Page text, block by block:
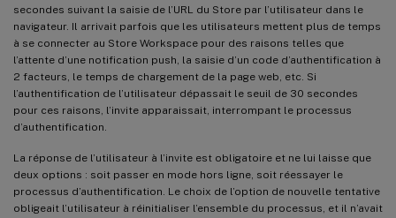
secondes suivant la saisie de l’URL du Store par l’utilisateur dans le
navigateur. Il arrivait parfois que les utilisateurs mettent plus de temps
à se connecter au Store Workspace pour des raisons telles que
l’attente d’une notification push, la saisie d’un code d’authentification à
2 facteurs, le temps de chargement de la page web, etc. Si
l’authentification de l’utilisateur dépassait le seuil de 30 secondes
pour ces raisons, l’invite apparaissait, interrompant le processus
d’authentification.
La réponse de l’utilisateur à l’invite est obligatoire et ne lui laisse que
deux options : soit passer en mode hors ligne, soit réessayer le
processus d’authentification. Le choix de l’option de nouvelle tentative
obligeait l’utilisateur à réinitialiser l’ensemble du processus, et il n’avait